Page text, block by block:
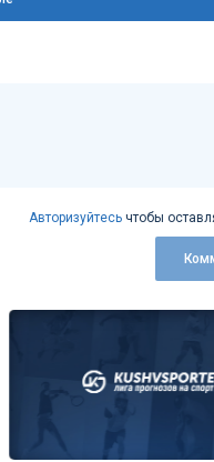
Авторизуйтесь чтобы